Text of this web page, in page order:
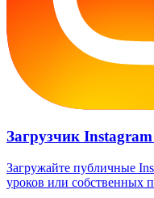
Загрузчик Instagram
Загружайте публичные
уроков или собственных